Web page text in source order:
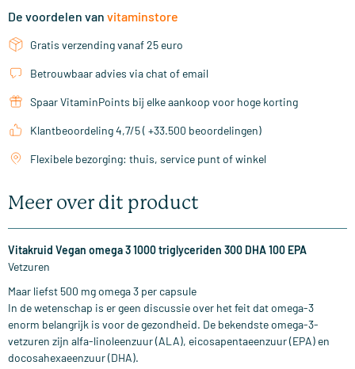
De voordelen van vitaminstore
Gratis verzending vanaf 25 euro
Betrouwbaar advies via chat of email
Spaar VitaminPoints bij elke aankoop voor hoge korting
Klantbeoordeling 4,7/5 ( +33.500 beoordelingen)
Flexibele bezorging: thuis, service punt of winkel
Meer over dit product
Vitakruid Vegan omega 3 1000 triglyceriden 300 DHA 100 EPA
Vetzuren
Maar liefst 500 mg omega 3 per capsule
In de wetenschap is er geen discussie over het feit dat omega-3
enorm belangrijk is voor de gezondheid. De bekendste omega-3-
vetzuren zijn alfa-linoleenzuur (ALA), eicosapentaeenzuur (EPA) en
docosahexaeenzuur (DHA).